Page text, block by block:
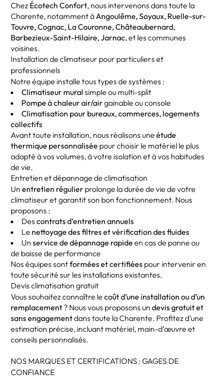
Chez Écotech Confort, nous intervenons dans toute la
Charente, notamment àAngoulême, Soyaux, Ruelle-sur-
Touvre, Cognac, La Couronne, Châteaubernard,
Barbezieux-Saint-Hilaire, Jarnac, et les communes
voisines.
Installation de climatiseur pour particuliers et
professionnels
Notre équipe installe tous types de systèmes :
Climatiseur mural simple ou multi-split
Pompe à chaleur air/airgainable ou console
Climatisation pour bureaux, commerces, logements
collectifs
Avant toute installation, nous réalisons uneétude
thermique personnalisée pour choisir le matériel le plus
adapté à vos volumes, à votre isolation et à vos habitudes
de vie.
Entretien et dépannage de climatisation
Unentretien régulier prolonge la durée de vie de votre
climatiseur et garantit son bon fonctionnement. Nous
proposons :
Descontrats d’entretien annuels
Le nettoyage des filtres et vérification des fluides
Unservice de dépannage rapide en cas de panne ou
de baisse de performance
Nos équipes sontformées et certifiées pour intervenir en
toute sécurité sur les installations existantes.
Devis climatisation gratuit
Vous souhaitez connaître lecoût d’une installation ou d’un
remplacement ? Nous vous proposons undevis gratuit et
sans engagementdans toute la Charente. Profitez d’une
estimation précise, incluant matériel, main-d’œuvre et
conseils personnalisés.
NOS MARQUES ET CERTIFICATIONS : GAGES DE
CONFIANCE